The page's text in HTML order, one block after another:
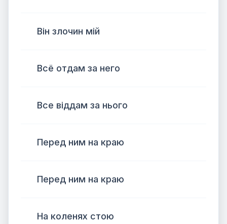
Він злочин мій
Всё отдам за него
Все віддам за нього
Перед ним на краю
Перед ним на краю
На коленях стою